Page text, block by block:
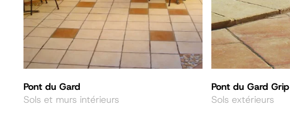
Pont du Gard
Sols et murs intérieurs
Pont du Gard Grip
Sols extérieurs